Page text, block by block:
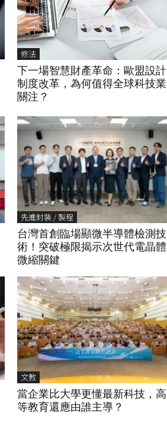
修法
下一場智慧財產革命：歐盟設計
制度改革，為何值得全球科技業
關注？
先進封裝 / 製程
台灣首創臨場顯微半導體檢測技
術！突破極限揭示次世代電晶體
微縮關鍵
文教
當企業比大學更懂最新科技，高
等教育還應由誰主導？